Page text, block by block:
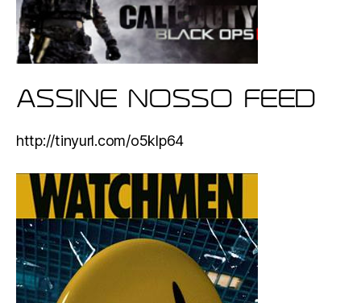
ASSINE NOSSO FEED
http://tinyurl.com/o5klp64